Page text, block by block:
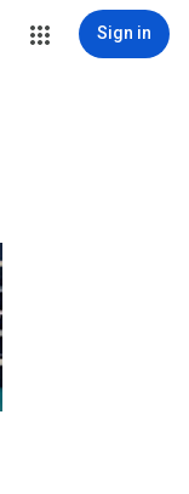
Sign in